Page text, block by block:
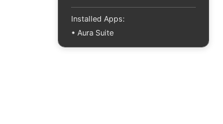
Installed Apps:
• Aura Suite